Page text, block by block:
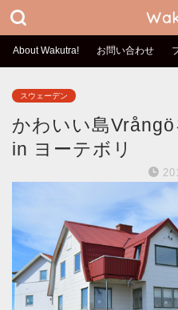
About Wakutra! お問い合わせ
スウェーデン
かわいい島Vrångö
in ヨーテボリ